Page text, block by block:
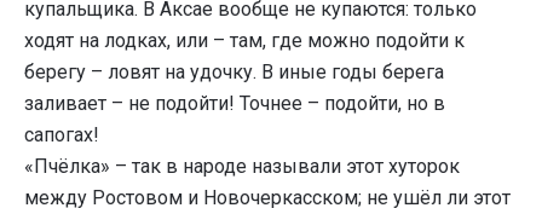
купальщика. В Аксае вообще не купаются: только
ходят на лодках, или – там, где можно подойти к
берегу – ловят на удочку. В иные годы берега
заливает – не подойти! Точнее – подойти, но в
сапогах!
«Пчёлка» – так в народе называли этот хуторок
между Ростовом и Новочеркасском; не ушёл ли этот